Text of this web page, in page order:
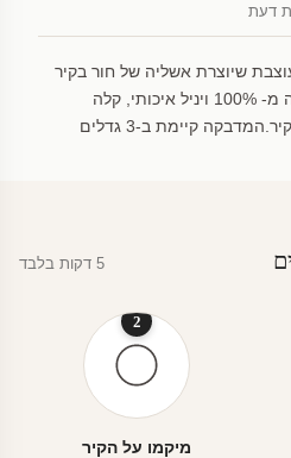
דעת
שיוצרת אשליה של חור בקיר
עם כביש ארוך.המדבקה עשויה מ- 100% ויניל איכותי, קלה
להדבקה והסרה ללא פגיעה בקיר.המדבקה קיימת ב-3 גדלים
5 דקות בלבד
2
מיקמו על הקיר